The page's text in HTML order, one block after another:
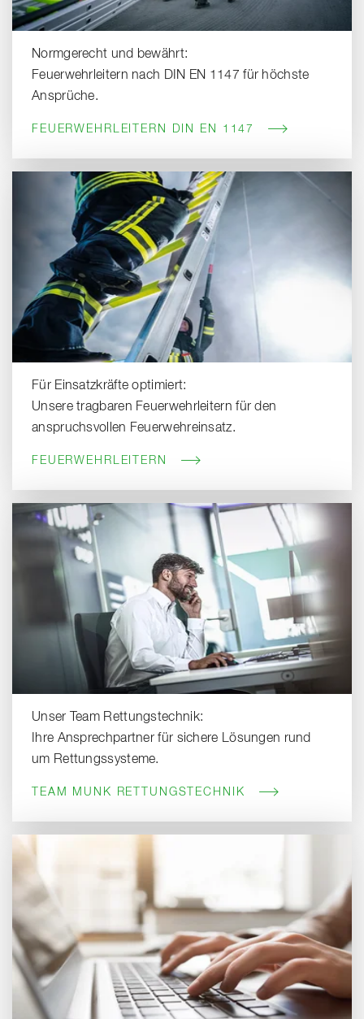
Normgerecht und bewährt:
Feuerwehrleitern nach DIN EN 1147 für höchste
Ansprüche.
FEUERWEHRLEITERN DIN EN 1147
Für Einsatzkräfte optimiert:
Unsere tragbaren Feuerwehrleitern für den
anspruchsvollen Feuerwehreinsatz.
FEUERWEHRLEITERN
Unser Team Rettungstechnik:
Ihre Ansprechpartner für sichere Lösungen rund
um Rettungssysteme.
TEAM MUNK RETTUNGSTECHNIK